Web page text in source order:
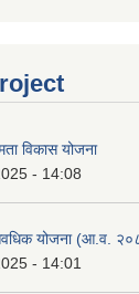
विकास योजना
- 14:08
योजना (आ.व.
- 14:01